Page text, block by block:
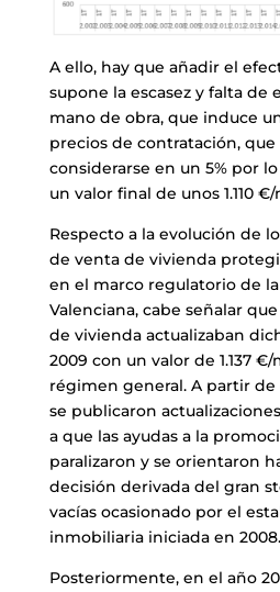
A ello, hay que añadir el
supone la escasez y falta de
mano de obra, que induce
precios de contratación,
considerarse en un 5% por
un valor final de unos 1.110 €/
Respecto a la evolución de
de venta de vivienda
en el marco regulatorio de
Valenciana, cabe señalar
de vivienda actualizaban
2009 con un valor de 1.137
régimen general. A partir
se publicaron
a que las ayudas a la
paralizaron y se orientaron
decisión derivada del gran
vacías ocasionado por el
inmobiliaria iniciada en 2008.
Posteriormente, en el año